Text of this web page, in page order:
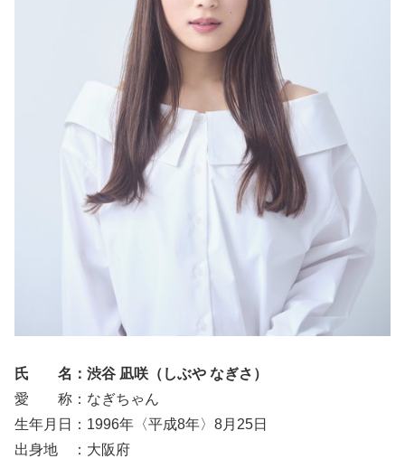
氏 名：渋谷 凪咲（しぶや なぎさ）
愛 称：なぎちゃん
生年月日：1996年〈平成8年〉8月25日
出身地 ：大阪府